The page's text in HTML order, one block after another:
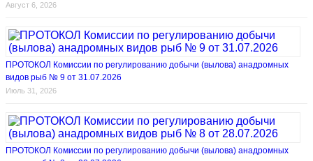
Август 6, 2026
ПРОТОКОЛ Комиссии по регулированию добычи (вылова) анадромных
видов рыб № 9 от 31.07.2026
Июль 31, 2026
ПРОТОКОЛ Комиссии по регулированию добычи (вылова) анадромных